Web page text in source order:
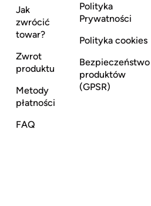
Jak
zwrócić
towar?
Zwrot
produktu
Metody
płatności
FAQ
Polityka
Prywatności
Polityka cookies
Bezpieczeństwo
produktów
(GPSR)